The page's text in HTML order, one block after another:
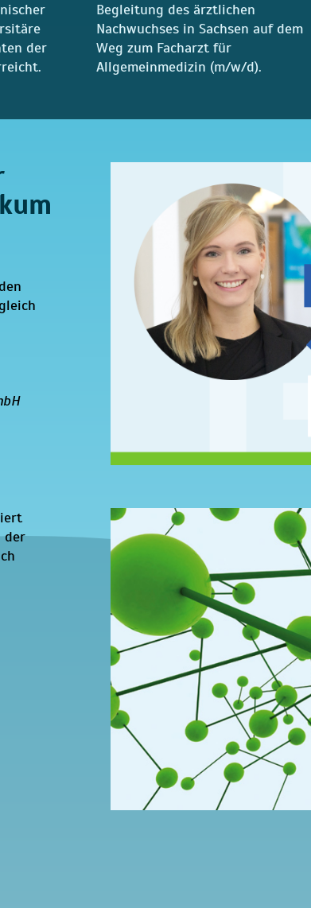
der
Begleitung des ärztlichen
Nachwuchses in Sachsen auf dem
Weg zum Facharzt für
Allgemeinmedizin (m/w/d).
der